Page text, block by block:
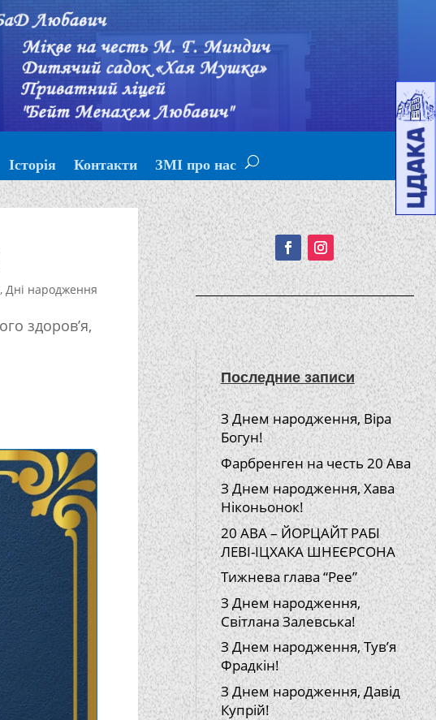
Історія Контакти ЗМІ про нас
, Дні народження
здоров’я,
Подписывайтесь!
Последние записи
З Днем народження, Віра
Богун!
Фарбренген на честь 20 Ава
З Днем народження, Хава
Ніконьонок!
20 АВА – ЙОРЦАЙТ РАБІ
ЛЕВІ-ІЦХАКА ШНЕЄРСОНА
Тижнева глава “Рее”
З Днем народження,
Світлана Залевська!
З Днем народження, Тув’я
Фрадкін!
З Днем народження, Давід
Купрій!